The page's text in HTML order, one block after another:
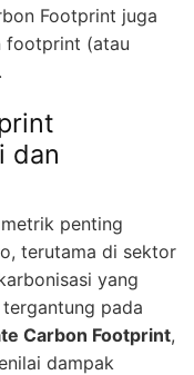
Footprint juga
footprint (atau
dan
penting
terutama di sektor
yang
pada
Carbon Footprint,
dampak